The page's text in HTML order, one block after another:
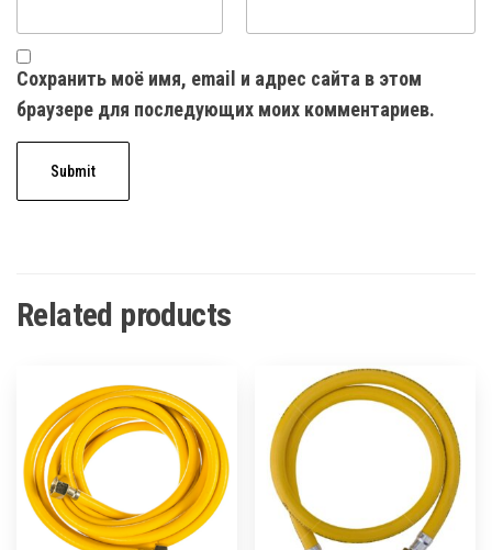
Сохранить моё имя, email и адрес сайта в этом
браузере для последующих моих комментариев.
Related products